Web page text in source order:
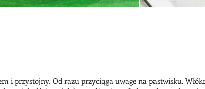
i przystojny. Od razu przyciąga uwagę na pastwisku.